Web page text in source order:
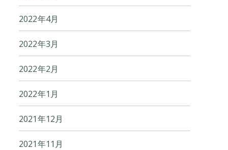
2022年4月
2022年3月
2022年2月
2022年1月
2021年12月
2021年11月